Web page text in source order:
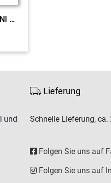
Kolleg Politik u. Wirtschaft NI c&t E-Ph. neu EL
und
Lieferung
Schnelle Lieferung, ca.
Folgen Sie uns auf
Folgen Sie uns auf